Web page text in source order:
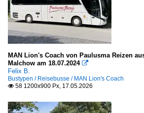
MAN Lion's Coach von Paulusma Reizen
Malchow am 18.07.2024 
Felix B.
Bustypen / Reisebusse / MAN Lion's Coach
 58 1200x900 Px, 17.05.2026